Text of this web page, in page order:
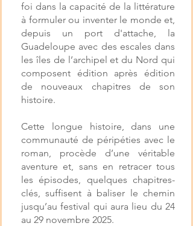
foi dans la capacité de la littérature
à formuler ou inventer le monde et,
depuis un port d'attache, la
Guadeloupe avec des escales dans
les îles de l’archipel et du Nord qui
composent édition après édition
de nouveaux chapitres de son
histoire.
Cette longue histoire, dans une
communauté de péripéties avec le
roman, procède d’une véritable
aventure et, sans en retracer tous
les épisodes, quelques chapitres-
clés, suffisent à baliser le chemin
jusqu’au festival qui aura lieu du 24
au 29 novembre 2025.